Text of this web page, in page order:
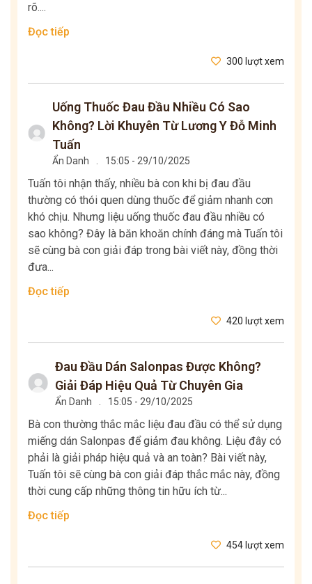
rõ....
Đọc tiếp
300 lượt xem
Uống Thuốc Đau Đầu Nhiều Có Sao
Không? Lời Khuyên Từ Lương Y Đỗ Minh
Tuấn
Ẩn Danh 15:05 - 29/10/2025
Tuấn tôi nhận thấy, nhiều bà con khi bị đau đầu
thường có thói quen dùng thuốc để giảm nhanh cơn
khó chịu. Nhưng liệu uống thuốc đau đầu nhiều có
sao không? Đây là băn khoăn chính đáng mà Tuấn tôi
sẽ cùng bà con giải đáp trong bài viết này, đồng thời
đưa...
Đọc tiếp
420 lượt xem
Đau Đầu Dán Salonpas Được Không?
Giải Đáp Hiệu Quả Từ Chuyên Gia
Ẩn Danh 15:05 - 29/10/2025
Bà con thường thắc mắc liệu đau đầu có thể sử dụng
miếng dán Salonpas để giảm đau không. Liệu đây có
phải là giải pháp hiệu quả và an toàn? Bài viết này,
Tuấn tôi sẽ cùng bà con giải đáp thắc mắc này, đồng
thời cung cấp những thông tin hữu ích từ...
Đọc tiếp
454 lượt xem